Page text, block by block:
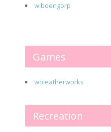
wiboengorp
Games
wbleatherworks
Recreation